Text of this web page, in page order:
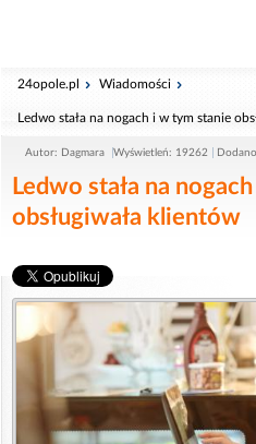
24opole.pl Wiadomości
Ledwo stała na nogach i w tym stanie
Autor: Dagmara Wyświetleń: 19262
Ledwo stała na
obsługiwała klientów